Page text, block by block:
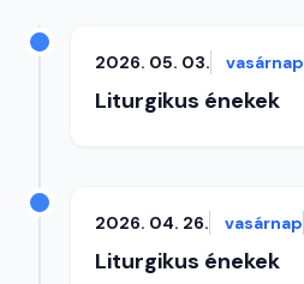
2026. 05. 03. vasárnap
Liturgikus énekek
2026. 04. 26. vasárnap
Liturgikus énekek